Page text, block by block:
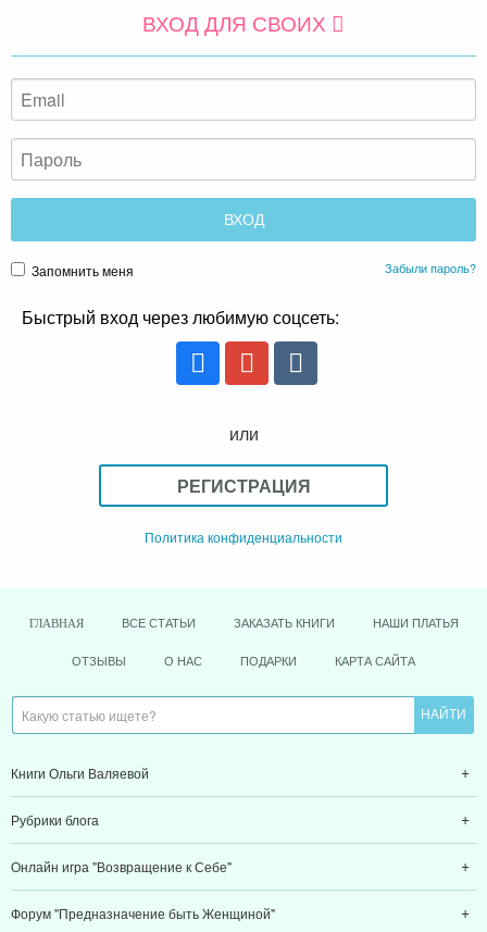
ВХОД ДЛЯ СВОИХ
Запомнить меня Забыли пароль?
Быстрый вход через любимую соцсеть:
или
РЕГИСТРАЦИЯ
Политика конфиденциальности
ГЛАВНАЯ ВСЕ СТАТЬИ ЗАКАЗАТЬ КНИГИ НАШИ ПЛАТЬЯ
ОТЗЫВЫ О НАС ПОДАРКИ КАРТА САЙТА
Книги Ольги Валяевой
Рубрики блога
Онлайн игра "Возвращение к Себе"
Форум "Предназначение быть Женщиной"